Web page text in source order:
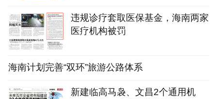
违规诊疗套取医保基金，海南两家
医疗机构被罚
海南计划完善“双环”旅游公路体系
新建临高马袅、文昌2个通用机